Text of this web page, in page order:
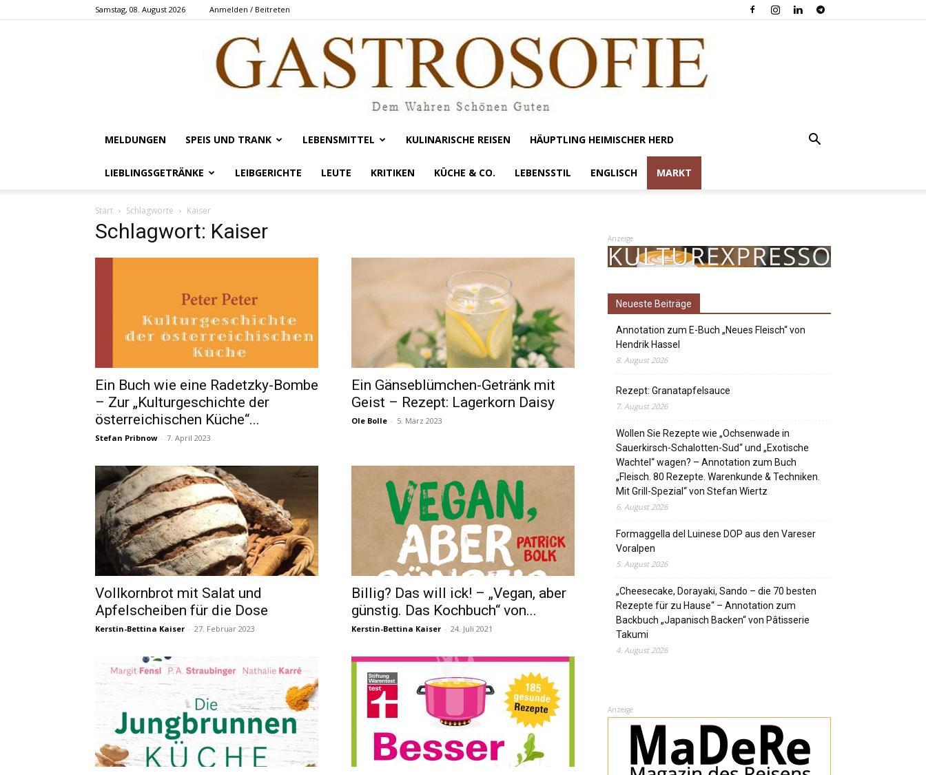
Samstag, 08. August 2026 Anmelden / Beitreten
Gastrosofie
MELDUNGEN SPEIS UND TRANK LEBENSMITTEL KULINARISCHE REISEN HÄUPTLING HEIMISCHER HERD
LIEBLINGSGETRÄNKE LEIBGERICHTE LEUTE KRITIKEN KÜCHE & CO. LEBENSSTIL ENGLISCH MARKT
Start Schlagworte Kaiser
Schlagwort: Kaiser
Ein Buch wie eine Radetzky-Bombe
– Zur „Kulturgeschichte der
österreichischen Küche“...
Stefan Pribnow - 7. April 2023
Ein Gänseblümchen-Getränk mit
Geist – Rezept: Lagerkorn Daisy
Ole Bolle - 5. März 2023
Vollkornbrot mit Salat und
Apfelscheiben für die Dose
Kerstin-Bettina Kaiser - 27. Februar 2023
Billig? Das will ick! – „Vegan, aber
günstig. Das Kochbuch“ von...
Kerstin-Bettina Kaiser - 24. Juli 2021
Anzeige
Neueste Beiträge
Annotation zum E-Buch „Neues Fleisch“ von
Hendrik Hassel
8. August 2026
Rezept: Granatapfelsauce
7. August 2026
Wollen Sie Rezepte wie „Ochsenwade in
Sauerkirsch-Schalotten-Sud“ und „Exotische
Wachtel“ wagen? – Annotation zum Buch
„Fleisch. 80 Rezepte. Warenkunde & Techniken.
Mit Grill-Spezial“ von Stefan Wiertz
6. August 2026
Formaggella del Luinese DOP aus den Vareser
Voralpen
5. August 2026
„Cheesecake, Dorayaki, Sando – die 70 besten
Rezepte für zu Hause“ – Annotation zum
Backbuch „Japanisch Backen“ von Pâtisserie
Takumi
4. August 2026
Anzeige